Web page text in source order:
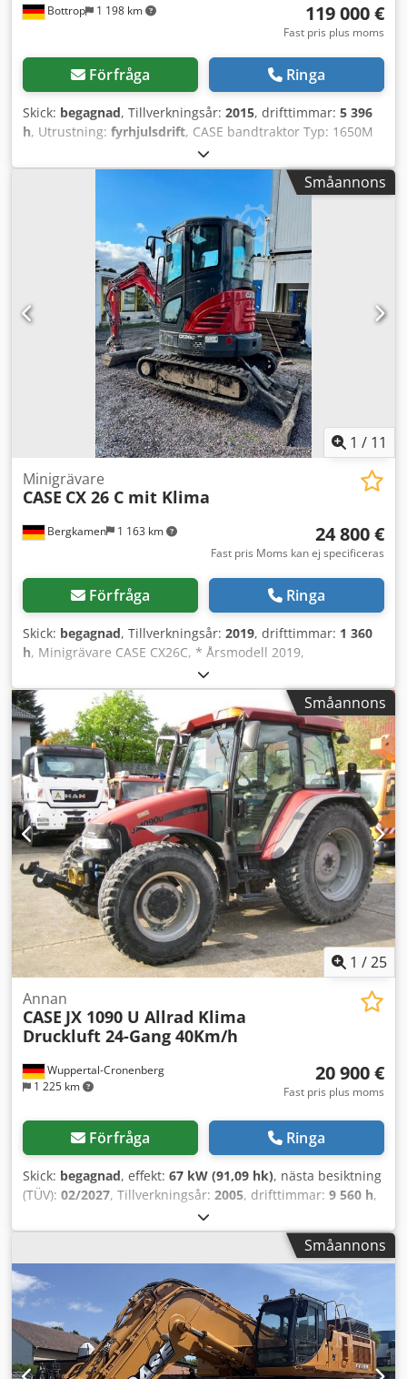
Bottrop 1 198 km 119 000 €
Fast pris plus moms
Förfråga Ringa
Skick: begagnad, Tillverkningsår: 2015, drifttimmar: 5 396
h, Utrustning: fyrhjulsdrift, CASE bandtraktor Typ: 1650M
Egenvikt: 19 200 kg Effekt: 122 kW Drifttimmar: 5 396
Utrustning: - Sätesvärme - Luftkonditionering - Radio
Chedszhyrmspfx Airoa - Bakre rivare med 3 tänder -
Främre hyttskydd och galler - Schaktblad (hydrauliskt
fällbart) Vi hjälper dig gärna även med finansiering/leasing
tillsammans med våra partners. Alla uppgifter utan
garanti. Reservation för fel och mellanförsäljning.
Småannons
1 / 11
Bergkamen 1 163 km
Minigrävare
CASE CX 26 C mit Klima
24 800 €
Fast pris Moms kan ej specificeras
Förfråga Ringa
Skick: begagnad, Tillverkningsår: 2019, drifttimmar: 1 360
h, Minigrävare CASE CX26C, * Årsmodell 2019,
Chedeurfkcepfx Airsa * 1360 drifttimmar, * Värmare, *
Luftkonditionering, * Gummilarver, * Planeringsskopa, *
Snabbfäste
Småannons
1 /25
Wuppertal-Cronenberg
1 225 km
Annan
CASE JX 1090 U Allrad Klima
Druckluft 24-Gang 40Km/h
20 900 €
Fast pris plus moms
Förfråga Ringa
Skick: begagnad, effekt: 67 kW (91,09 hk), nästa besiktning
(TÜV): 02/2027, Tillverkningsår: 2005, drifttimmar: 9 560 h,
fyrhjulsdrift, hytt, luftkonditionering
traktor, nyligen i bruk. Andra ägaren, båda gånger statlig
parkförvaltning: 2005–2017 och 2017–2026. Fyrhjulsdrift.
Fyrcylindrig turboladdad dieselmotor, 4485 cc och 91 hk.
Stort 24-växlat Hi-LO-växellåda, 4 växlar i 3 grupper, 2
powershift-steg samt lastväxlande fram/back. 40 km/h.
Tryckluftsbromssystem. Komforthytt med luftfjädrad
förarstol och klimatanläggning. Chedpfx Aoy Ean Sjirsa
Treväxlad bakre kraftuttag (540/750/1000 varv/min).
Småannons